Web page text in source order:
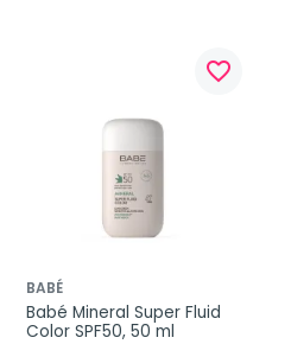
favorite_border
BABÉ
Babé Mineral Super Fluid
Color SPF50, 50 ml